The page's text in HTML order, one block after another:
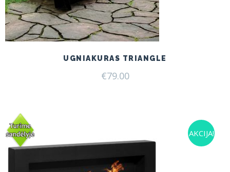
UGNIAKURAS TRIANGLE
€79.00
AKCIJA!